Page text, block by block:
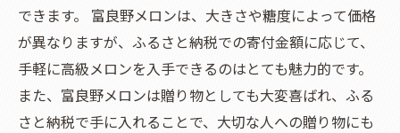
できます。 富良野メロンは、大きさや糖度によって価格
が異なりますが、ふるさと納税での寄付金額に応じて、
手軽に高級メロンを入手できるのはとても魅力的です。
また、富良野メロンは贈り物としても大変喜ばれ、ふる
さと納税で手に入れることで、大切な人への贈り物にも